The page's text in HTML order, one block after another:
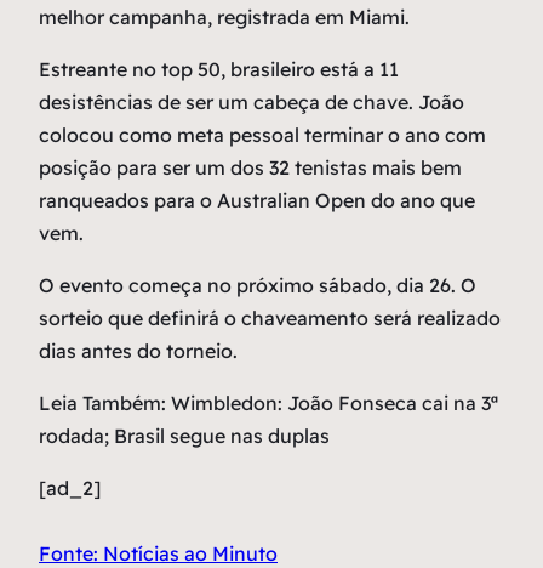
melhor campanha, registrada em Miami.
Estreante no top 50, brasileiro está a 11
desistências de ser um cabeça de chave. João
colocou como meta pessoal terminar o ano com
posição para ser um dos 32 tenistas mais bem
ranqueados para o Australian Open do ano que
vem.
O evento começa no próximo sábado, dia 26. O
sorteio que definirá o chaveamento será realizado
dias antes do torneio.
Leia Também: Wimbledon: João Fonseca cai na 3ª
rodada; Brasil segue nas duplas
[ad_2]
Fonte: Notícias ao Minuto